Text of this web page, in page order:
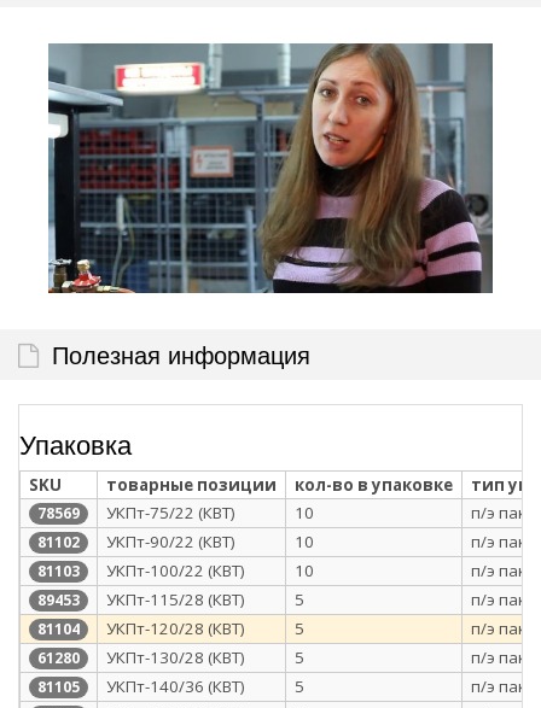
Полезная информация
Упаковка
SKU товарные позиции кол-во в упаковке тип
78569 УКПт-75/22 (КВТ) 10 п/э
81102 УКПт-90/22 (КВТ) 10 п/э
81103 УКПт-100/22 (КВТ) 10 п/э
89453 УКПт-115/28 (КВТ) 5 п/э
81104 УКПт-120/28 (КВТ) 5 п/э
61280 УКПт-130/28 (КВТ) 5 п/э
81105 УКПт-140/36 (КВТ) 5 п/э